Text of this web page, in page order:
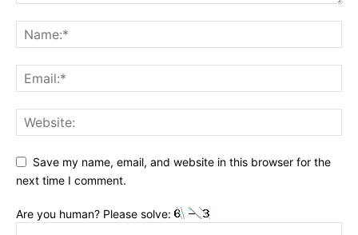
Save my name, email, and website in this browser for the
next time I comment.
Are you human? Please solve: